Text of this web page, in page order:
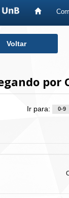
Voltar
por
Ir para: 0-9